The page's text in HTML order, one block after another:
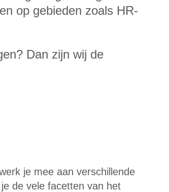
op gebieden zoals HR-
Dan zijn wij de
je mee aan verschillende
de vele facetten van het